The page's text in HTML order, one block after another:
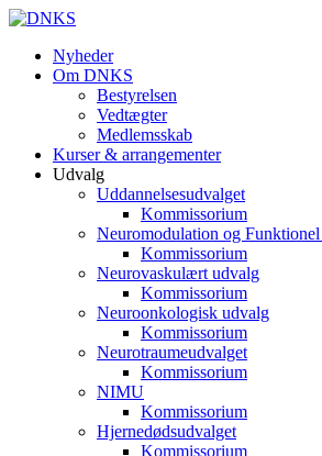
Nyheder
Om DNKS
Bestyrelsen
Vedtægter
Medlemsskab
Kurser & arrangementer
Udvalg
Uddannelsesudvalget
Kommissorium
Neuromodulation og
Kommissorium
Neurovaskulært udvalg
Kommissorium
Neuroonkologisk udvalg
Kommissorium
Neurotraumeudvalget
Kommissorium
NIMU
Kommissorium
Hjernedødsudvalget
Kommissorium